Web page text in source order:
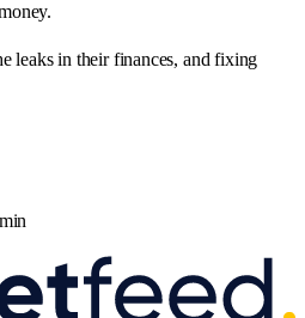
leaks in their finances, and fixing